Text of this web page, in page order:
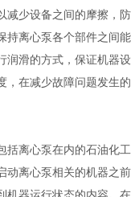
减少设备之间的摩擦，
持离心泵各个部件之间
润滑的方式，保证机器
，在减少故障问题发生
括离心泵在内的石油化
动离心泵相关的机器之